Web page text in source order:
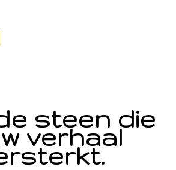
steen die
verhaal